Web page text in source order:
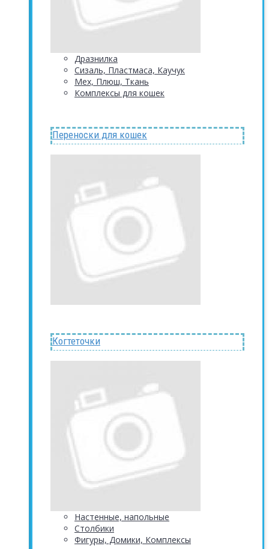
Дразнилка
Сизаль, Пластмаса, Каучук
Мех, Плюш, Ткань
Комплексы для кошек
Переноски для кошек
Когтеточки
Настенные, напольные
Столбики
Фигуры, Домики, Комплексы